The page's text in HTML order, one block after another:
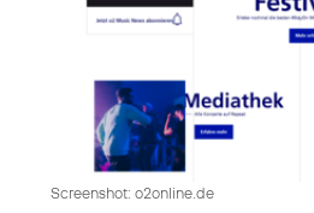
Screenshot: o2online.de